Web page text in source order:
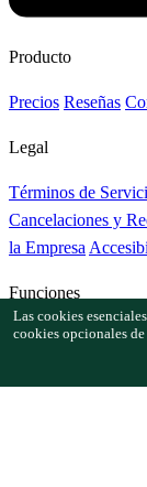
Producto
Precios Reseñas
Legal
Términos de
Cancelaciones y
la Empresa
Funciones
Cómo funciona
Las cookies
cookies opcionales